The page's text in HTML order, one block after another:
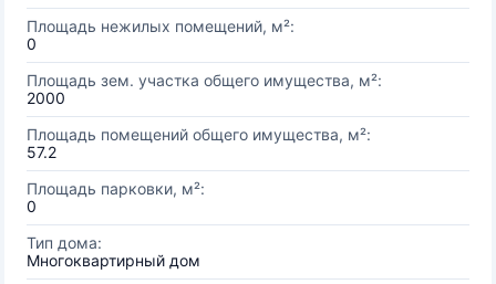
Площадь нежилых помещений, м²:
0
Площадь зем. участка общего имущества, м²:
2000
Площадь помещений общего имущества, м²:
57.2
Площадь парковки, м²:
0
Тип дома:
Многоквартирный дом